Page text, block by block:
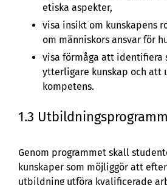
etiska aspekter,
visa insikt om kunskapens
om människors ansvar för
visa förmåga att identifiera
ytterligare kunskap och att
kompetens.
1.3
Genom programmet skall
kunskaper som möjliggör att
utbildning utföra kvalificerade